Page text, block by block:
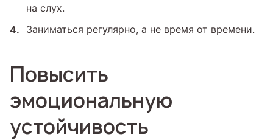
на слух.
Заниматься регулярно, а не время от времени.
Повысить
эмоциональную
устойчивость